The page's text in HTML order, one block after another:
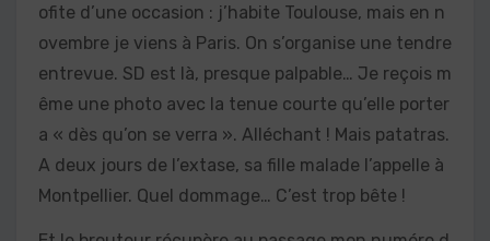
ofite d’une occasion : j’habite Toulouse, mais en n
ovembre je viens à Paris. On s’organise une tendre
entrevue. SD est là, presque palpable… Je reçois m
ême une photo avec la tenue courte qu’elle porter
a « dès qu’on se verra ». Alléchant ! Mais patatras.
A deux jours de l’extase, sa fille malade l’appelle à
Montpellier. Quel dommage… C’est trop bête !